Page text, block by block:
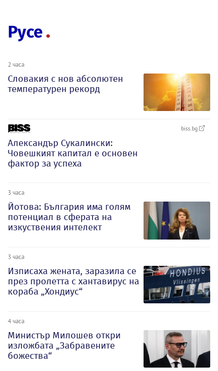
Русе
2 часа
Словакия с нов абсолютен
температурен рекорд
biss.bg
Александър Сукалински:
Човешкият капитал е основен
фактор за успеха
3 часа
Йотова: България има голям
потенциал в сферата на
изкуствения интелект
3 часа
Изписаха жената, заразила се
през пролетта с хантавирус на
кораба „Хондиус“
4 часа
Министър Милошев откри
изложбата „Забравените
божества“